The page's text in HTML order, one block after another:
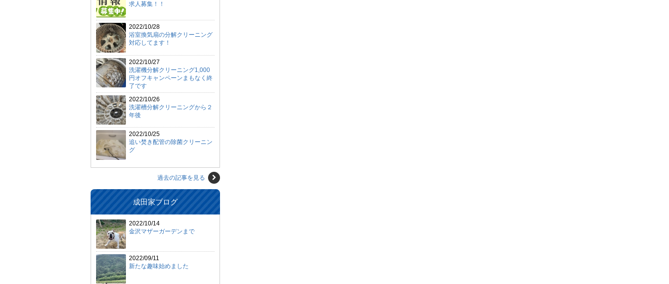
求人募集！！
2022/10/28
浴室換気扇の分解クリーニング
対応してます！
2022/10/27
洗濯機分解クリーニング1,000
円オフキャンペーンまもなく終
了です
2022/10/26
洗濯槽分解クリーニングから２
年後
2022/10/25
追い焚き配管の除菌クリーニン
グ
過去の記事を見る
成田家ブログ
2022/10/14
金沢マザーガーデンまで
2022/09/11
新たな趣味始めました